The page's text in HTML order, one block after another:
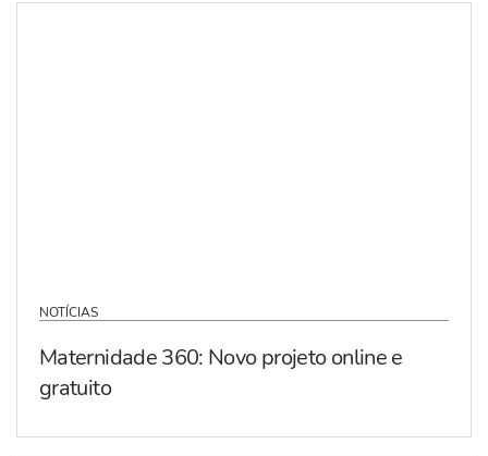
NOTÍCIAS
Maternidade 360: Novo projeto online e
gratuito